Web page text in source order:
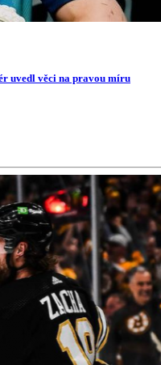
uvedl věci na pravou míru